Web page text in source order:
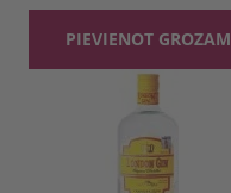
PIEVIENOT GROZAM